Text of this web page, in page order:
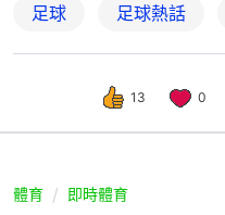
足球 足球熱話
13 0
體育 即時體育